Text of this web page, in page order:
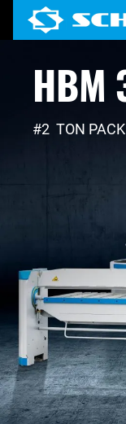
HBM
#2 TON